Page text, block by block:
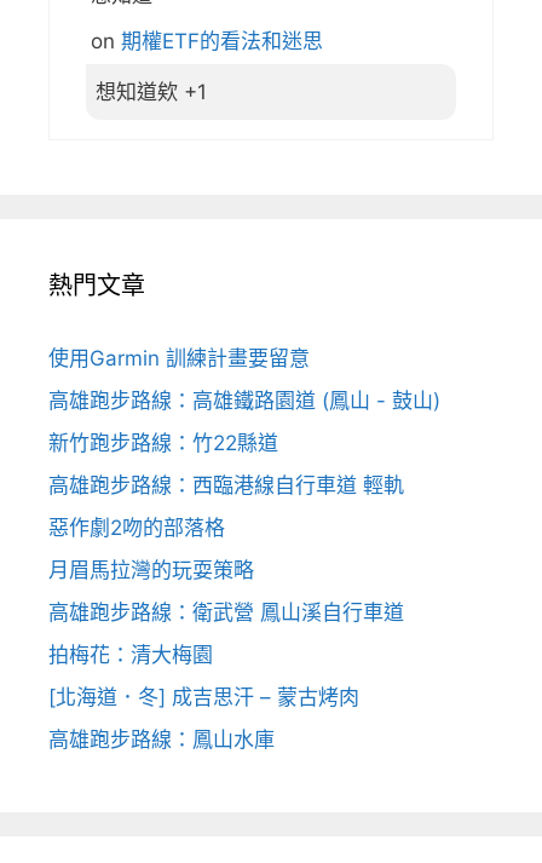
on 期權ETF的看法和迷思
想知道欸 +1
熱門文章
使用Garmin 訓練計畫要留意
高雄跑步路線：高雄鐵路園道 (鳳山 - 鼓山)
新竹跑步路線：竹22縣道
高雄跑步路線：西臨港線自行車道 輕軌
惡作劇2吻的部落格
月眉馬拉灣的玩耍策略
高雄跑步路線：衛武營 鳳山溪自行車道
拍梅花：清大梅園
[北海道．冬] 成吉思汗 – 蒙古烤肉
高雄跑步路線：鳳山水庫